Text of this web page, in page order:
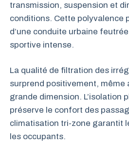
transmission, suspension et
conditions. Cette polyvalence
d’une conduite urbaine
sportive intense.
La qualité de filtration des
surprend positivement, même
grande dimension. L’isolation
préserve le confort des
climatisation tri-zone garantit
les occupants.